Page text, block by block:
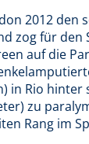
2012 den
zog für den
auf die
in Rio
zu
Rang im